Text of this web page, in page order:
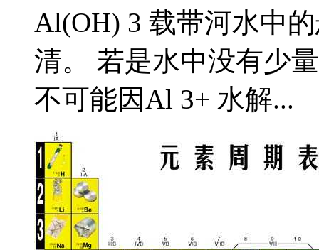
Al(OH) 3 载带河水中
清。 若是水中没有少
不可能因Al 3+ 水解...